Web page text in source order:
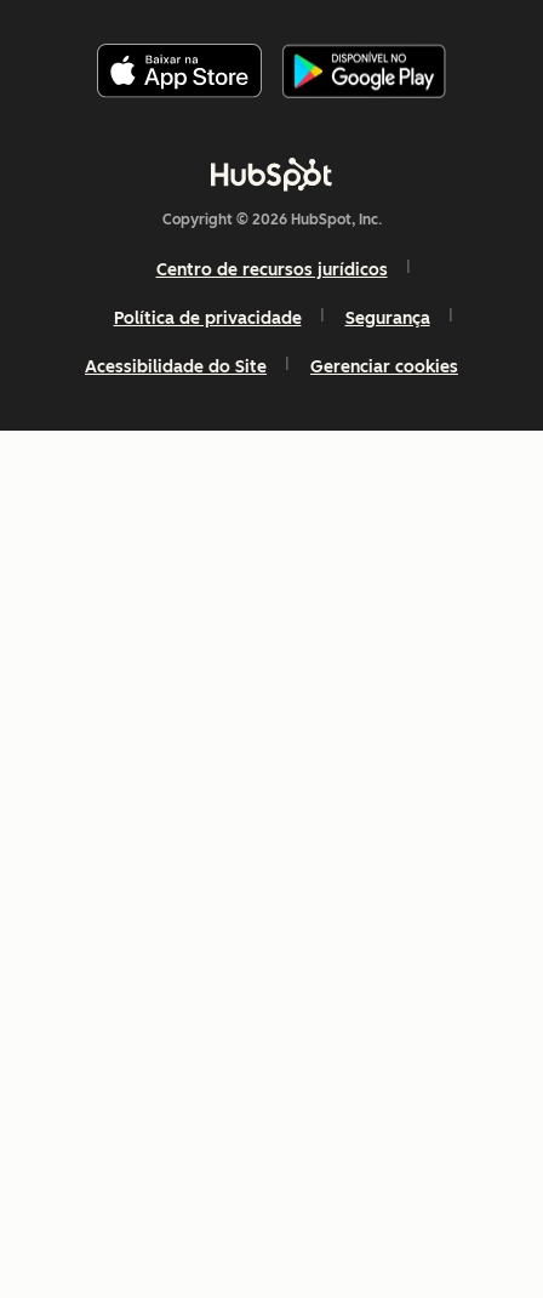
Copyright © 2026 HubSpot, Inc.
Centro de recursos jurídicos
Política de privacidade Segurança
Acessibilidade do Site Gerenciar cookies